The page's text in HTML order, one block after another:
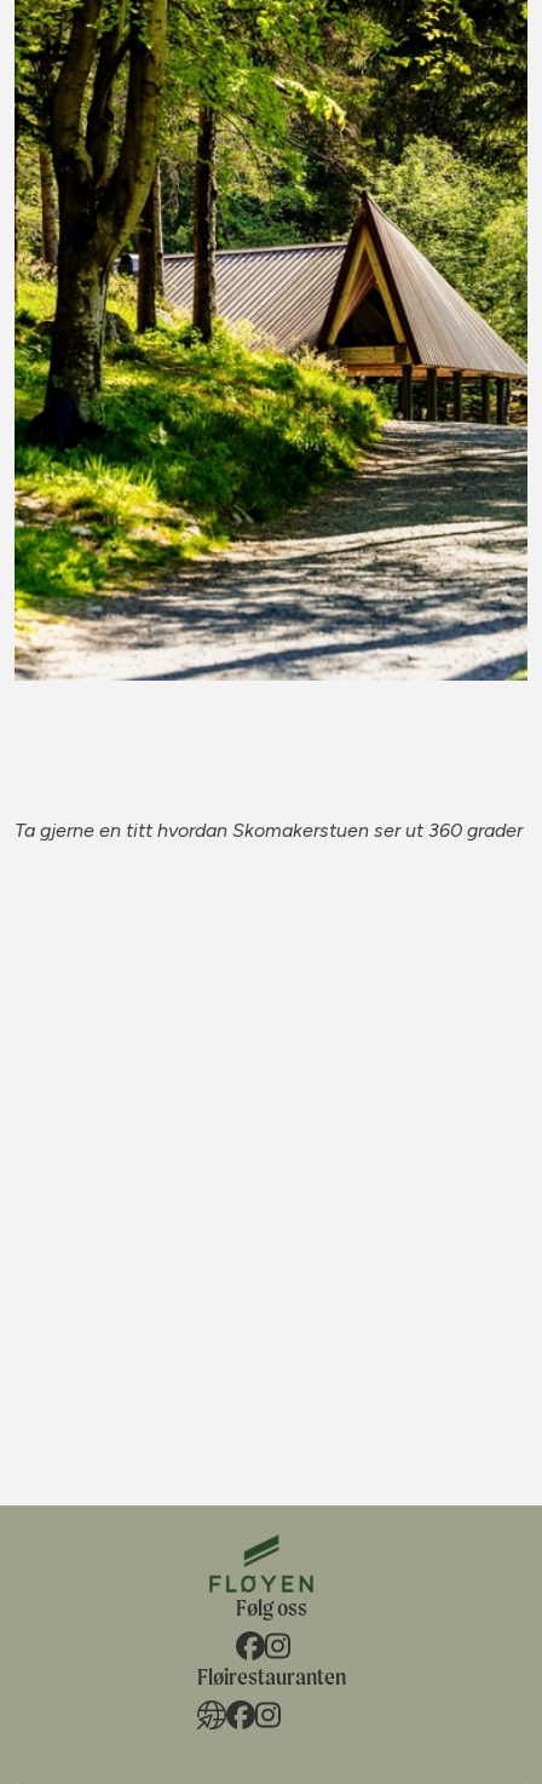
Ta gjerne en titt hvordan Skomakerstuen ser ut 360 grader
Følg oss
Fløirestauranten